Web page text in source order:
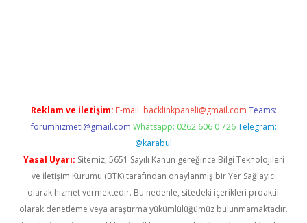
Reklam ve İletişim: E-mail: backlinkpaneli@gmail.com Teams:
forumhizmeti@gmail.com Whatsapp: 0262 606 0 726 Telegram:
@karabul
Yasal Uyarı: Sitemiz, 5651 Sayılı Kanun gereğince Bilgi Teknolojileri
ve İletişim Kurumu (BTK) tarafından onaylanmış bir Yer Sağlayıcı
olarak hizmet vermektedir. Bu nedenle, sitedeki içerikleri proaktif
olarak denetleme veya araştırma yükümlülüğümüz bulunmamaktadır.